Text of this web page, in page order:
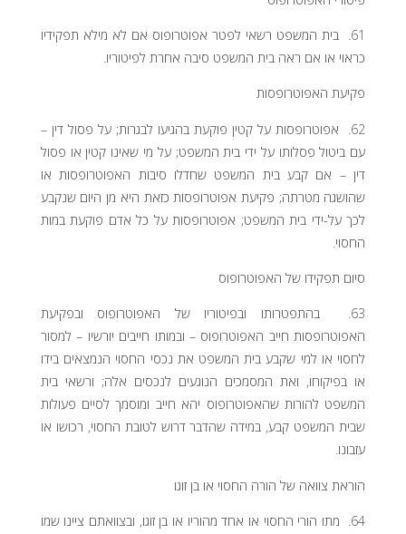
61. בית המשפט רשאי לפטר אפוטרופוס אם לא מילא תפקידיו
כראוי או אם ראה בית המשפט סיבה אחרת לפיטוריו.
פקיעת האפוטרופסות
62. אפוטרופסות על קטין פוקעת בהגיעו לבגרות; על פסול דין –
עם ביטול פסלותו על ידי בית המשפט; על מי שאינו קטין או פסול
דין – אם קבע בית המשפט שחדלו סיבות האפוטרופסות או
שהושגה מטרתה; פקיעת אפוטרופסות כזאת היא מן היום שנקבע
לכך על-ידי בית המשפט; אפוטרופסות על כל אדם פוקעת במות
החסוי.
סיום תפקידו של האפוטרופוס
63. בהתפטרותו ובפיטוריו של האפוטרופוס ובפקיעת
האפוטרופסות חייב האפוטרופוס – ובמותו חייבים יורשיו – למסור
לחסוי או למי שקבע בית המשפט את נכסי החסוי הנמצאים בידו
או בפיקוחו, ואת המסמכים הנוגעים לנכסים אלה; ורשאי בית
המשפט להורות שהאפוטרופוס יהא חייב ומוסמך לסיים פעולות
שבית המשפט קבע, במידה שהדבר דרוש לטובת החסוי, רכושו או
עזבונו.
הוראת צוואה של הורה החסוי או בן זוגו
64. מתו הורי החסוי או אחד מהוריו או בן זוגו, ובצוואתם ציינו שמו